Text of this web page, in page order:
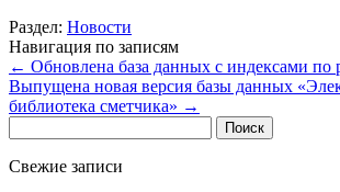
Раздел: Новости
Навигация по записям
← Обновлена база данных с индексами по
Выпущена новая версия базы данных
библиотека сметчика» →
Свежие записи